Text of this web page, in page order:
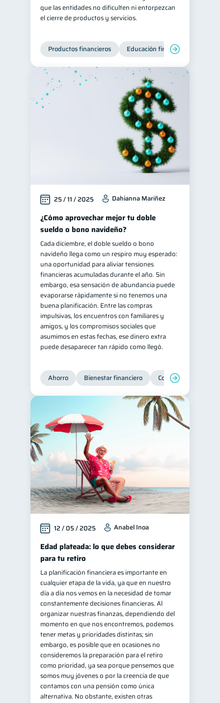
que las entidades no dificulten ni entorpezcan
el cierre de productos y servicios.
Productos financieros Educación financiera
25 / 11 / 2025 Dahianna Mariñez
¿Cómo aprovechar mejor tu doble
sueldo o bono navideño?
Cada diciembre, el doble sueldo o bono
navideño llega como un respiro muy esperado:
una oportunidad para aliviar tensiones
financieras acumuladas durante el año. Sin
embargo, esa sensación de abundancia puede
evaporarse rápidamente si no tenemos una
buena planificación. Entre las compras
impulsivas, los encuentros con familiares y
amigos, y los compromisos sociales que
asumimos en estas fechas, ese dinero extra
puede desaparecer tan rápido como llegó.
Ahorro Bienestar financiero Consejos
12 / 05 / 2025 Anabel Inoa
Edad plateada: lo que debes considerar
para tu retiro
La planificación financiera es importante en
cualquier etapa de la vida, ya que en nuestro
día a día nos vemos en la necesidad de tomar
constantemente decisiones financieras. Al
organizar nuestras finanzas, dependiendo del
momento en que nos encontremos, podemos
tener metas y prioridades distintas; sin
embargo, es posible que en ocasiones no
consideremos la preparación para el retiro
como prioridad, ya sea porque pensemos que
somos muy jóvenes o por la creencia de que
contamos con una pensión como única
alternativa. No obstante, existen otras